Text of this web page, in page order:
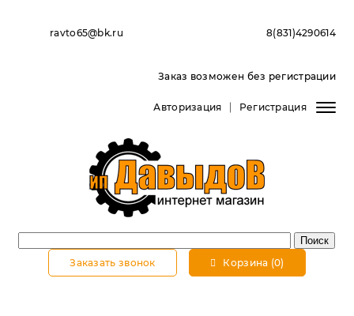
ravto65@bk.ru 8(831)4290614
Заказ возможен без регистрации
Авторизация Регистрация
Заказать звонок Корзина (0)